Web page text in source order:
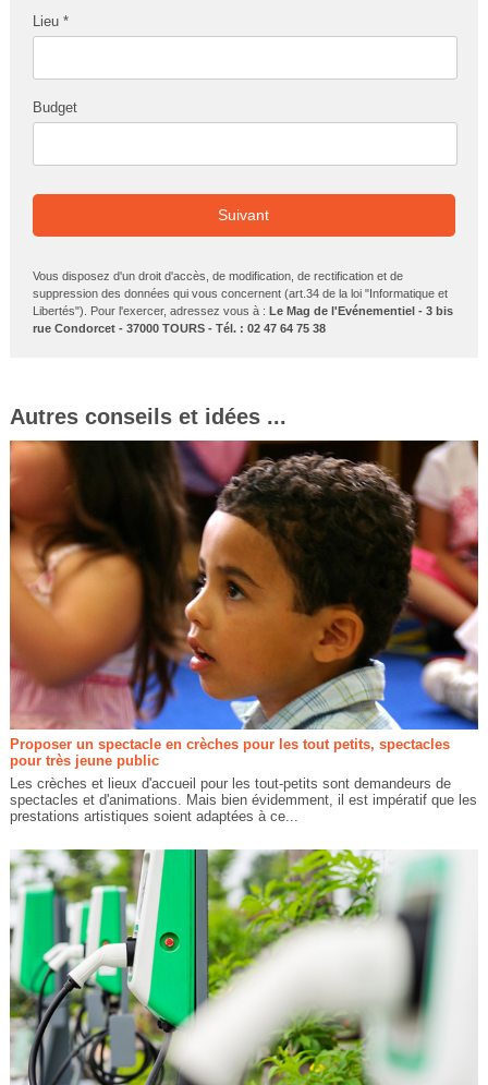
Lieu *
Budget
Suivant
Vous disposez d'un droit d'accès, de modification, de rectification et de
suppression des données qui vous concernent (art.34 de la loi "Informatique et
Libertés"). Pour l'exercer, adressez vous à :Le Mag de l'Evénementiel - 3 bis
rue Condorcet - 37000 TOURS - Tél. : 02 47 64 75 38
Autres conseils et idées ...
Proposer un spectacle en crèches pour les tout petits, spectacles
pour très jeune public
Les crèches et lieux d'accueil pour les tout-petits sont demandeurs de
spectacles et d'animations. Mais bien évidemment, il est impératif que les
prestations artistiques soient adaptées à ce...